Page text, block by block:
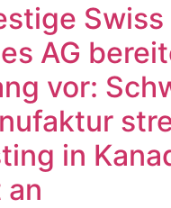
Swiss
AG
vor:
in